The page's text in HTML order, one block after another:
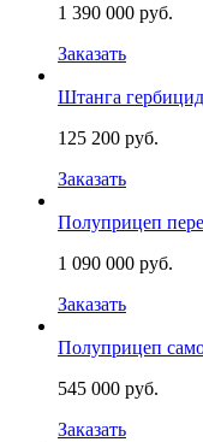
1 390 000 руб.
Заказать
Штанга
125 200 руб.
Заказать
Полуприцеп
1 090 000 руб.
Заказать
Полуприцеп
545 000 руб.
Заказать